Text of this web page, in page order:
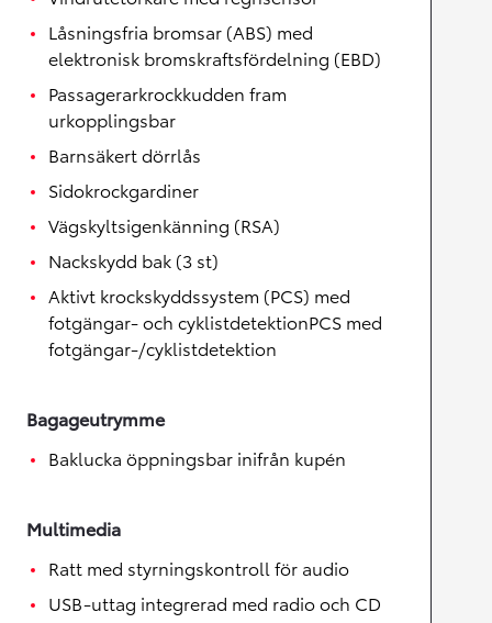
Låsningsfria bromsar (ABS) med
elektronisk bromskraftsfördelning (EBD)
Passagerarkrockkudden fram
urkopplingsbar
Barnsäkert dörrlås
Sidokrockgardiner
Vägskyltsigenkänning (RSA)
Nackskydd bak (3 st)
Aktivt krockskyddssystem (PCS) med
fotgängar- och cyklistdetektionPCS med
fotgängar-/cyklistdetektion
Bagageutrymme
Baklucka öppningsbar inifrån kupén
Multimedia
Ratt med styrningskontroll för audio
USB-uttag integrerad med radio och CD